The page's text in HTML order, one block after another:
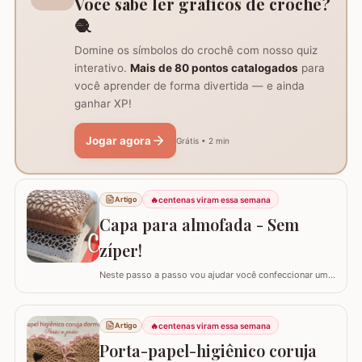
Você sabe ler gráficos de crochê?
🧶
Domine os símbolos do crochê com nosso quiz
interativo. Mais de 80 pontos catalogados para
você aprender de forma divertida — e ainda
ganhar XP!
Jogar agora Grátis • 2 min
Artigo 🔥centenas viram essa semana
Capa para almofada - Sem
zíper!
Neste passo a passo vou ajudar você confeccionar uma
fechar. Ela é toda feita apenas em crochê mas, não
vamos abrir mão da praticidade de tirar a capa quando
precisar lavar. Utilizei o fio Barroco Maxcolor nº6 da
Círculo Produtos. Fio 100%…
Artigo 🔥centenas viram essa semana
Porta-papel-higiênico coruja